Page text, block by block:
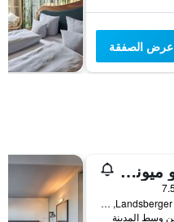
عرض الصفقة
إي آند أو ميونيخ لايم
Landsberger Strasse 338, ميونخ, بافاريا, ألمانيا